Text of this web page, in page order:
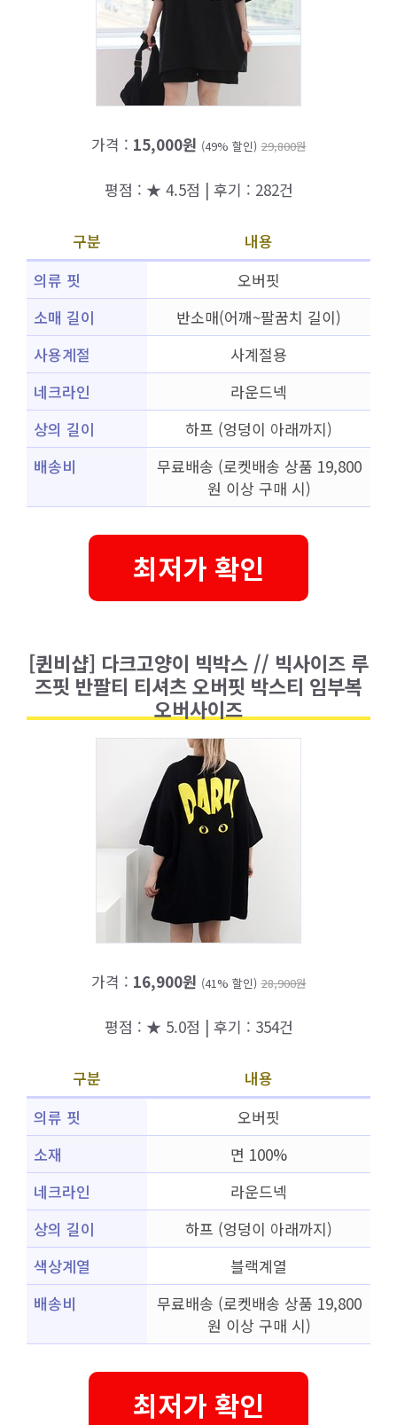
가격 : 15,000원 (49% 할인) 29,800원
평점 : ★ 4.5점 | 후기 : 282건
구분
내용
의류 핏
오버핏
소매 길이
반소매(어깨~팔꿈치 길이)
사용계절
사계절용
네크라인
라운드넥
상의 길이
하프 (엉덩이 아래까지)
배송비
무료배송 (로켓배송 상품 19,800
원 이상 구매 시)
최저가 확인
[퀸비샵] 다크고양이 빅박스 // 빅사이즈 루
즈핏 반팔티 티셔츠 오버핏 박스티 임부복
오버사이즈
가격 : 16,900원 (41% 할인) 28,900원
평점 : ★ 5.0점 | 후기 : 354건
구분
내용
의류 핏
오버핏
소재
면 100%
네크라인
라운드넥
상의 길이
하프 (엉덩이 아래까지)
색상계열
블랙계열
배송비
무료배송 (로켓배송 상품 19,800
원 이상 구매 시)
최저가 확인